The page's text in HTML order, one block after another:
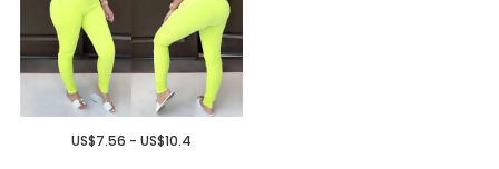
US$7.56 - US$10.4